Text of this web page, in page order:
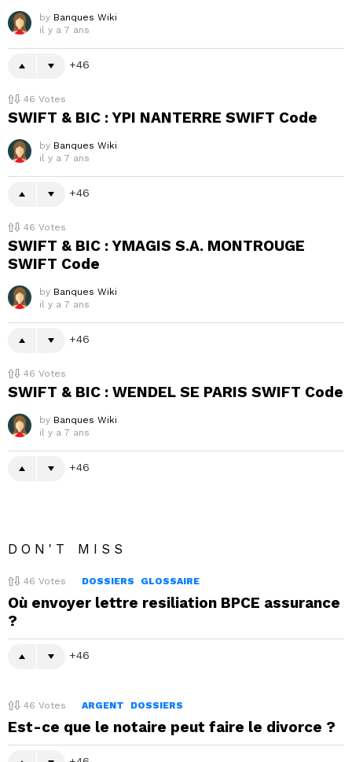
by Banques Wiki
il y a 7 ans
46
46 Votes
SWIFT & BIC : YPI NANTERRE SWIFT Code
by Banques Wiki
il y a 7 ans
46
46 Votes
SWIFT & BIC : YMAGIS S.A. MONTROUGE
SWIFT Code
by Banques Wiki
il y a 7 ans
46
46 Votes
SWIFT & BIC : WENDEL SE PARIS SWIFT Code
by Banques Wiki
il y a 7 ans
46
DON'T MISS
46 Votes DOSSIERS GLOSSAIRE
Où envoyer lettre resiliation BPCE assurance
?
46
46 Votes ARGENT DOSSIERS
Est-ce que le notaire peut faire le divorce ?